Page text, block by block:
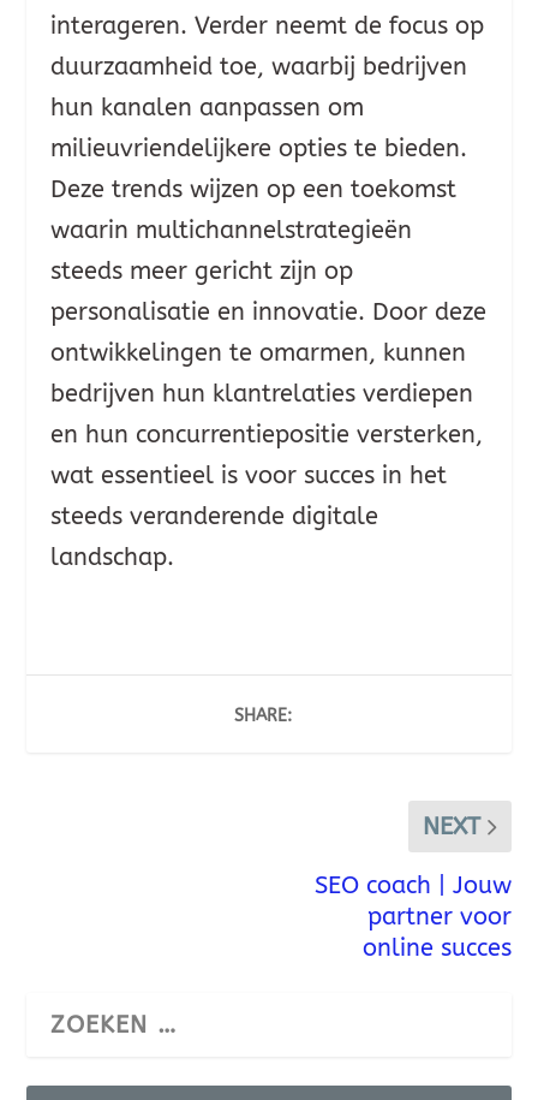
interageren. Verder neemt de focus op
duurzaamheid toe, waarbij bedrijven
hun kanalen aanpassen om
milieuvriendelijkere opties te bieden.
Deze trends wijzen op een toekomst
waarin multichannelstrategieën
steeds meer gericht zijn op
personalisatie en innovatie. Door deze
ontwikkelingen te omarmen, kunnen
bedrijven hun klantrelaties verdiepen
en hun concurrentiepositie versterken,
wat essentieel is voor succes in het
steeds veranderende digitale
landschap.
SHARE:
NEXT
SEO coach | Jouw
partner voor
online succes